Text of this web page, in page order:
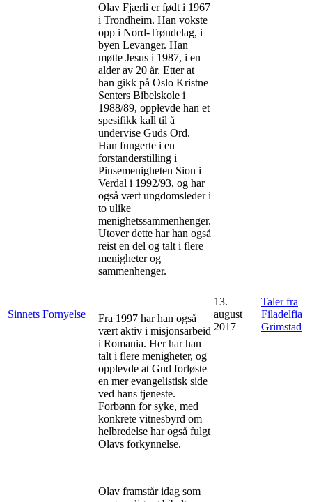
Sinnets Fornyelse
Olav Fjærli er født i 1967
i Trondheim. Han vokste
opp i Nord-Trøndelag, i
byen Levanger. Han
møtte Jesus i 1987, i en
alder av 20 år. Etter at
han gikk på Oslo Kristne
Senters Bibelskole i
1988/89, opplevde han et
spesifikk kall til å
undervise Guds Ord.
Han fungerte i en
forstanderstilling i
Pinsemenigheten Sion i
Verdal i 1992/93, og har
også vært ungdomsleder i
to ulike
menighetssammenhenger.
Utover dette har han også
reist en del og talt i flere
menigheter og
sammenhenger.
Fra 1997 har han også
vært aktiv i misjonsarbeid
i Romania. Her har han
talt i flere menigheter, og
opplevde at Gud forløste
en mer evangelistisk side
ved hans tjeneste.
Forbønn for syke, med
konkrete vitnesbyrd om
helbredelse har også fulgt
Olavs forkynnelse.
Olav framstår idag som
13.
august
2017
Taler fra
Filadelfia
Grimstad